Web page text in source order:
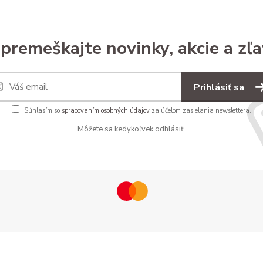
novinky, akcie a
Prihlásiť sa
Súhlasím so spracovaním osobných údajov za účelom zasielania newslettera.
Môžete sa kedykoľvek odhlásiť.